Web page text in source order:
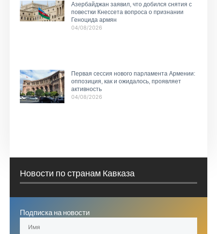
Азербайджан заявил, что добился снятия с
повестки Кнессета вопроса о признании
Геноцида армян
04/08/2026
Первая сессия нового парламента Армении:
оппозиция, как и ожидалось, проявляет
активность
04/08/2026
Новости по странам Кавказа
Подписка на новости